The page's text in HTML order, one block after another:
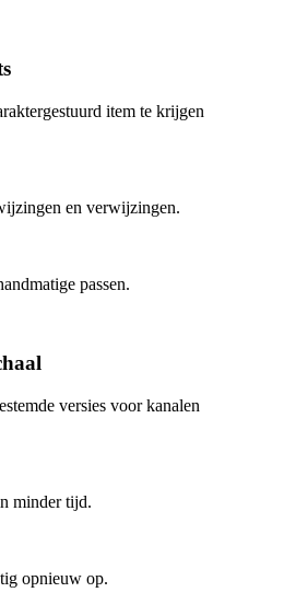
item te krijgen
en verwijzingen.
passen.
versies voor kanalen
minder tijd.
opnieuw op.